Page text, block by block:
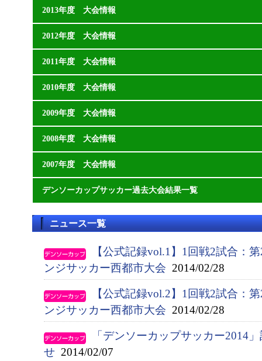
2013年度 大会情報
2012年度 大会情報
2011年度 大会情報
2010年度 大会情報
2009年度 大会情報
2008年度 大会情報
2007年度 大会情報
デンソーカップサッカー過去大会結果一覧
ニュース一覧
【公式記録vol.1】1回戦2試合：
ンジサッカー西都市大会 2014/02/28
【公式記録vol.2】1回戦2試合：
ンジサッカー西都市大会 2014/02/28
「デンソーカップサッカー2014
せ 2014/02/07